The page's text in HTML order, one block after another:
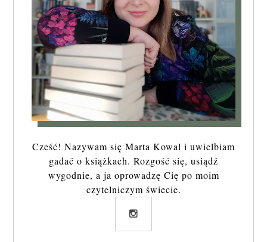
Cześć! Nazywam się Marta Kowal i uwielbiam
gadać o książkach. Rozgość się, usiądź
wygodnie, a ja oprowadzę Cię po moim
czytelniczym świecie.